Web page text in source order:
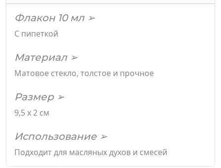
Флакон 10 мл ➢
С пипеткой
Материал ➢
Матовое стекло, толстое и прочное
Размер ➢
9,5 х 2 см
Использование ➢
Подходит для масляных духов и смесей